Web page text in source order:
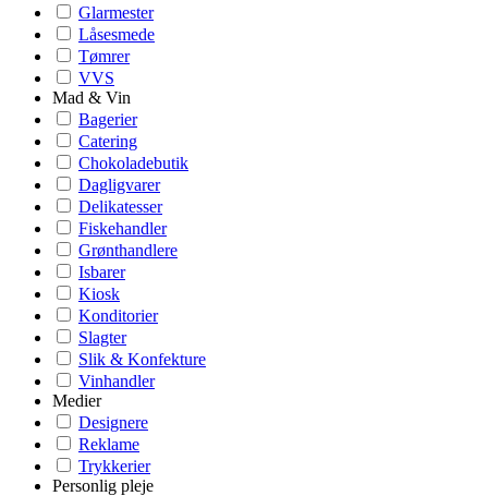
Glarmester
Låsesmede
Tømrer
VVS
Mad & Vin
Bagerier
Catering
Chokoladebutik
Dagligvarer
Delikatesser
Fiskehandler
Grønthandlere
Isbarer
Kiosk
Konditorier
Slagter
Slik & Konfekture
Vinhandler
Medier
Designere
Reklame
Trykkerier
Personlig pleje